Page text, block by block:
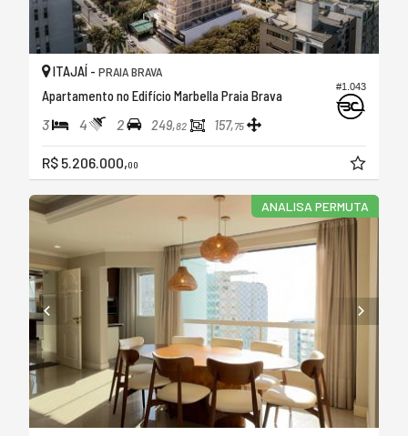
#1.043
ITAJAÍ - PRAIA BRAVA
Apartamento no Edifício Marbella Praia Brava
3 4 2 249,82 157,75
R$ 5.206.000,00
ANALISA PERMUTA